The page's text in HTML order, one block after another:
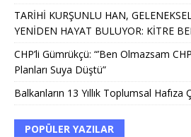
TARİHİ KURŞUNLU HAN,
YENİDEN HAYAT BULUYOR: KİTRE
CHP’li Gümrükçü: “’Ben Olmazsam
Planları Suya Düştü”
Balkanların 13 Yıllık Toplumsal Hafıza
POPÜLER YAZILAR